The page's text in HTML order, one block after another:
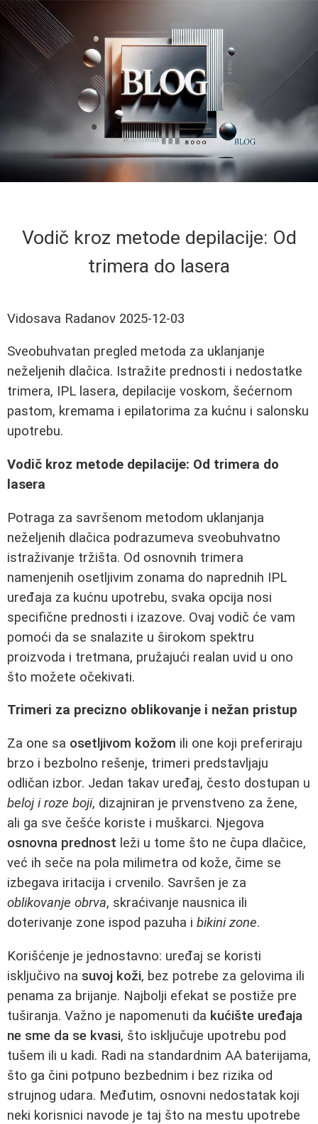
Vodič kroz metode depilacije: Od
trimera do lasera
Vidosava Radanov 2025-12-03
Sveobuhvatan pregled metoda za uklanjanje
neželjenih dlačica. Istražite prednosti i nedostatke
trimera, IPL lasera, depilacije voskom, šećernom
pastom, kremama i epilatorima za kućnu i salonsku
upotrebu.
Vodič kroz metode depilacije: Od trimera do
lasera
Potraga za savršenom metodom uklanjanja
neželjenih dlačica podrazumeva sveobuhvatno
istraživanje tržišta. Od osnovnih trimera
namenjenih osetljivim zonama do naprednih IPL
uređaja za kućnu upotrebu, svaka opcija nosi
specifične prednosti i izazove. Ovaj vodič će vam
pomoći da se snalazite u širokom spektru
proizvoda i tretmana, pružajući realan uvid u ono
što možete očekivati.
Trimeri za precizno oblikovanje i nežan pristup
Za one sa osetljivom kožom ili one koji preferiraju
brzo i bezbolno rešenje, trimeri predstavljaju
odličan izbor. Jedan takav uređaj, često dostupan u
beloj i roze boji, dizajniran je prvenstveno za žene,
ali ga sve češće koriste i muškarci. Njegova
osnovna prednost leži u tome što ne čupa dlačice,
već ih seče na pola milimetra od kože, čime se
izbegava iritacija i crvenilo. Savršen je za
oblikovanje obrva, skraćivanje nausnica ili
doterivanje zone ispod pazuha i bikini zone.
Korišćenje je jednostavno: uređaj se koristi
isključivo na suvoj koži, bez potrebe za gelovima ili
penama za brijanje. Najbolji efekat se postiže pre
tuširanja. Važno je napomenuti da kućište uređaja
ne sme da se kvasi, što isključuje upotrebu pod
tušem ili u kadi. Radi na standardnim AA baterijama,
što ga čini potpuno bezbednim i bez rizika od
strujnog udara. Međutim, osnovni nedostatak koji
neki korisnici navode je taj što na mestu upotrebe